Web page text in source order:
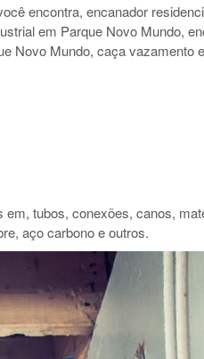
encontra, encanador
em Parque Novo Mundo,
Novo Mundo, caça vazamento
tubos, conexões, canos,
aço carbono e outros.